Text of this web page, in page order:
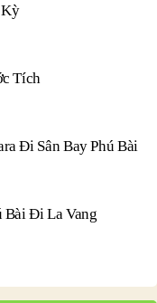
Kỳ
Tích
Đi Sân Bay Phú Bài
Bài Đi La Vang